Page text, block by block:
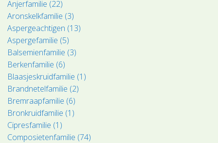
Anjerfamilie (22)
Aronskelkfamilie (3)
Aspergeachtigen (13)
Aspergefamilie (5)
Balsemienfamilie (3)
Berkenfamilie (6)
Blaasjeskruidfamilie (1)
Brandnetelfamilie (2)
Bremraapfamilie (6)
Bronkruidfamilie (1)
Cipresfamilie (1)
Composietenfamilie (74)